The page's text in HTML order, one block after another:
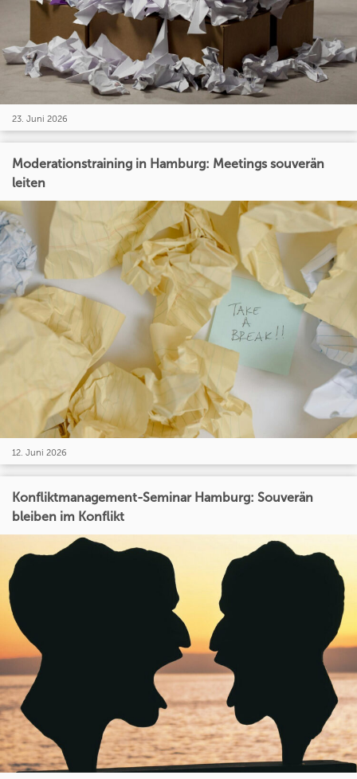
23. Juni 2026
Moderationstraining in Hamburg: Meetings souverän
leiten
12. Juni 2026
Konfliktmanagement-Seminar Hamburg: Souverän
bleiben im Konflikt